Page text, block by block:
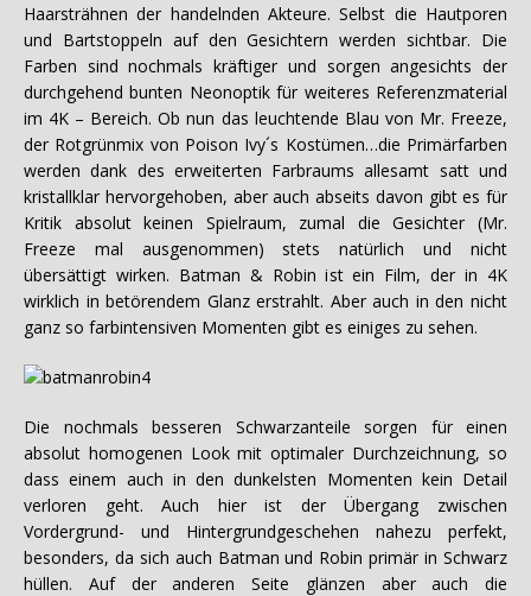
Haarsträhnen der handelnden Akteure. Selbst die Hautporen
und Bartstoppeln auf den Gesichtern werden sichtbar. Die
Farben sind nochmals kräftiger und sorgen angesichts der
durchgehend bunten Neonoptik für weiteres Referenzmaterial
im 4K – Bereich. Ob nun das leuchtende Blau von Mr. Freeze,
der Rotgrünmix von Poison Ivy´s Kostümen…die Primärfarben
werden dank des erweiterten Farbraums allesamt satt und
kristallklar hervorgehoben, aber auch abseits davon gibt es für
Kritik absolut keinen Spielraum, zumal die Gesichter (Mr.
Freeze mal ausgenommen) stets natürlich und nicht
übersättigt wirken. Batman & Robin ist ein Film, der in 4K
wirklich in betörendem Glanz erstrahlt. Aber auch in den nicht
ganz so farbintensiven Momenten gibt es einiges zu sehen.
Die nochmals besseren Schwarzanteile sorgen für einen
absolut homogenen Look mit optimaler Durchzeichnung, so
dass einem auch in den dunkelsten Momenten kein Detail
verloren geht. Auch hier ist der Übergang zwischen
Vordergrund- und Hintergrundgeschehen nahezu perfekt,
besonders, da sich auch Batman und Robin primär in Schwarz
hüllen. Auf der anderen Seite glänzen aber auch die